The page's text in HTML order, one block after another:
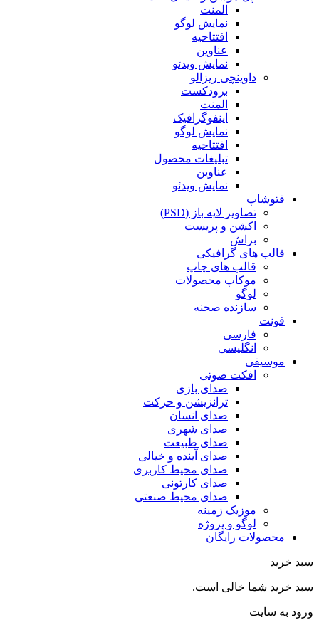
المنت
نمایش لوگو
افتتاحیه
عناوین
نمایش ویدئو
داوینچی ریزالو
برودکست
المنت
اینفوگرافیک
نمایش لوگو
افتتاحیه
تبلیغات محصول
عناوین
نمایش ویدئو
فتوشاپ
تصاویر لایه باز (PSD)
اکشن و پریست
براش
قالب های گرافیکی
قالب های چاپ
موکاپ محصولات
لوگو
سازنده صحنه
فونت
فارسی
انگلیسی
موسیقی
افکت صوتی
صدای بازی
ترانزیشن و حرکت
صدای انسان
صدای شهری
صدای طبیعت
صدای آینده و خیالی
صدای محیط کاربری
صدای کارتونی
صدای محیط صنعتی
موزیک زمینه
لوگو و پروژه
محصولات رایگان
سبد خرید
سبد خرید شما خالی است.
ورود به سایت